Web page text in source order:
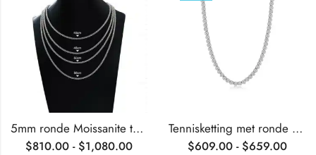
5mm ronde Moissanite tennisketting
$810.00 - $1,080.00
Tennisketting met ronde Moissanite in een zetting.
$609.00 - $659.00